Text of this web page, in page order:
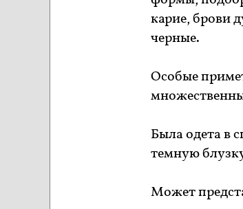
карие, брови
черные.
Особые
Была одета в
темную
Может